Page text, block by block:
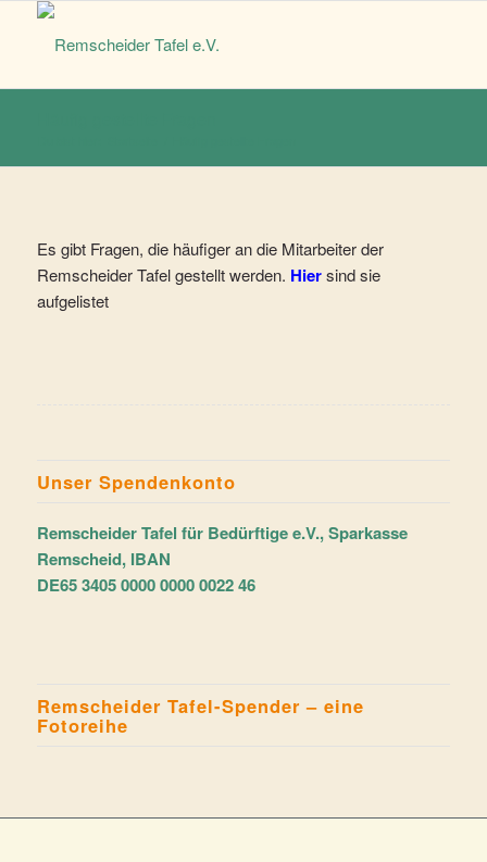
Es gibt Fragen, die häufiger an die Mitarbeiter der
Remscheider Tafel gestellt werden. Hiersind sie
aufgelistet
Unser Spendenkonto
Remscheider Tafel für Bedürftige e.V., Sparkasse
Remscheid, IBAN
DE65 3405 0000 0000 0022 46
Remscheider Tafel-Spender – eine
Fotoreihe